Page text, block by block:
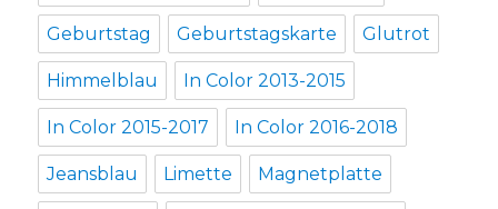
Geburtstag Geburtstagskarte Glutrot
Himmelblau In Color 2013-2015
In Color 2015-2017 In Color 2016-2018
Jeansblau Limette Magnetplatte